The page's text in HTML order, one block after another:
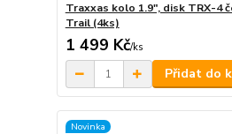
Traxxas kolo 1.9", disk TRX-4
Trail (4ks)
1 499 Kč/ks
Přidat do
Novinka